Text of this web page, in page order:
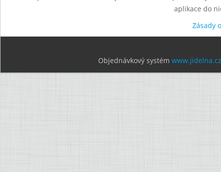
aplikace do
Zásady
Objednávkový systém www.jidelna.cz